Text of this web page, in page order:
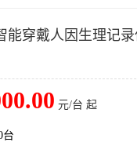
能穿戴人因生理记
元/台 起
台